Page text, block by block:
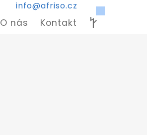
info@afriso.cz
O nás Kontakt